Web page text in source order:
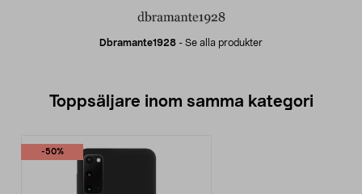
Dbramante1928 - Se alla produkter
Toppsäljare inom samma kategori
-50%